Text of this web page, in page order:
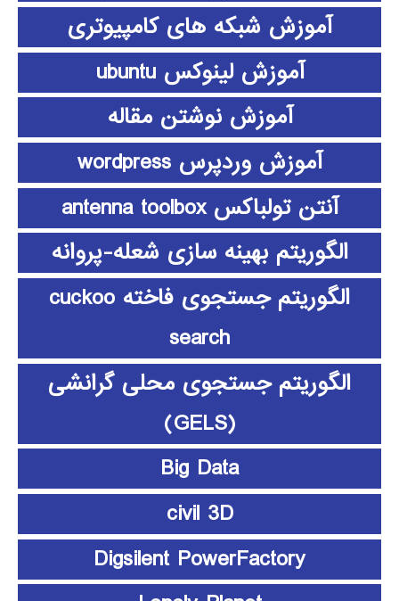
آموزش شبکه های کامپیوتری
آموزش لینوکس ubuntu
آموزش نوشتن مقاله
آموزش وردپرس wordpress
آنتن تولباکس antenna toolbox
الگوریتم بهینه سازی شعله-پروانه
الگوریتم جستجوی فاخته cuckoo
search
الگوریتم جستجوی محلی گرانشی
(GELS)
Big Data
civil 3D
Digsilent PowerFactory